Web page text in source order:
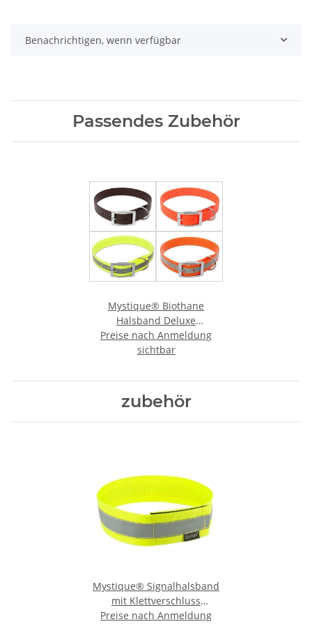
Benachrichtigen, wenn verfügbar
Passendes Zubehör
Mystique® Biothane
Halsband Deluxe
Hundehalsband
Preise nach Anmeldung
sichtbar
zubehör
Mystique® Signalhalsband
mit Klettverschluss
Reflexhalsband 55cm neon
Preise nach Anmeldung